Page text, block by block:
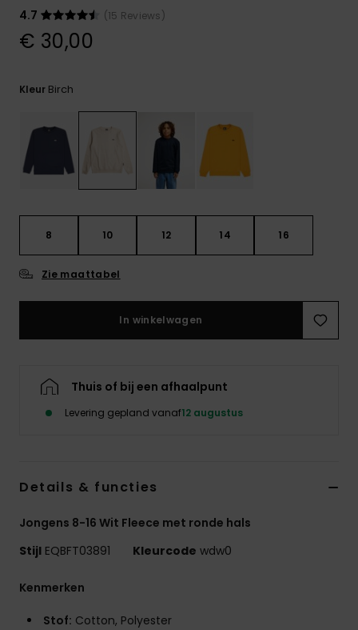
vragen en ons
contactformulier.
4.7
(15 Reviews)
€ 30,00
Kleur Birch
8 10 12 14 16
Zie maattabel
In winkelwagen
Thuis of bij een afhaalpunt
Levering gepland vanaf12 augustus
Details & functies
Jongens 8-16 Wit Fleece met ronde hals
Stijl EQBFT03891 Kleurcode wdw0
Kenmerken
Stof: Cotton, Polyester